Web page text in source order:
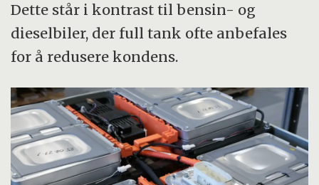
Dette står i kontrast til bensin- og
dieselbiler, der full tank ofte anbefales
for å redusere kondens.